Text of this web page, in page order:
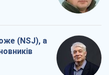
(NSJ), а